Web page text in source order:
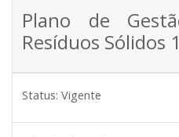
Plano de
Resíduos Sólidos
Status: Vigente